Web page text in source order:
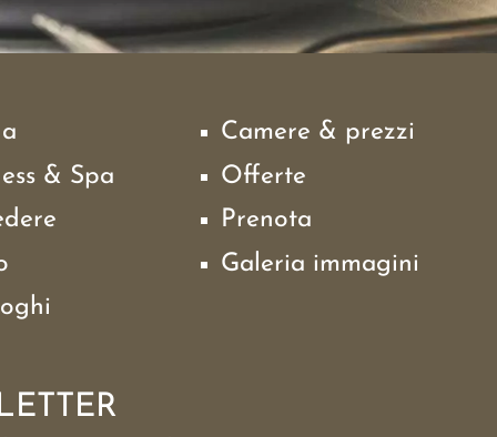
& Spa
Camere & prezzi
Offerte
Prenota
Galeria immagini